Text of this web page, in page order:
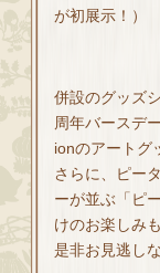
が初展示！）
併設のグッズ
周年バースデ
ionのアートグ
さらに、ピー
ーが並ぶ「ピ
けのお楽しみ
是非お見逃し